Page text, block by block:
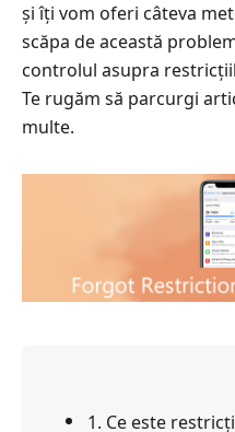
și îți vom oferi câteva
scăpa de această
controlul asupra
Te rugăm să parcurgi
multe.
1. Ce este